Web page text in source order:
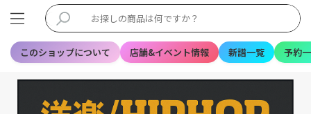
このショップについて 店舗&イベント情報 新譜一覧 予約